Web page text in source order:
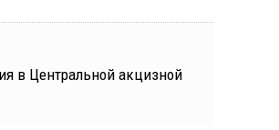
в Центральной акцизной